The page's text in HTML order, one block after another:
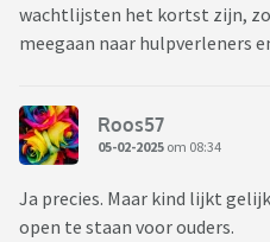
wachtlijsten het kortst zijn,
meegaan naar hulpverleners
Roos57
05-02-2025 om 08:34
Ja precies. Maar kind lijkt
open te staan voor ouders.